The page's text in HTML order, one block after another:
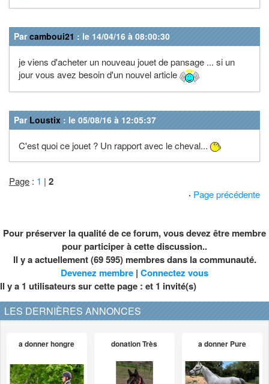
Parcamboui21 : le 14/04/16 à 08:00:30
je viens d'acheter un nouveau jouet de pansage ... si un
jour vous avez besoin d'un nouvel article
Par Loustix : le 05/08/16 à 12:05:37
C'est quoi ce jouet ? Un rapport avec le cheval...
Page : 1 | 2
· Page précédente
Pour préserver la qualité de ce forum, vous devez être membre
pour participer à cette discussion..
Il y a actuellement (69 595) membres dans la communauté.
Devenez membre | Connectez vous
Il y a 1 utilisateurs sur cette page : et 1 invité(s)
LES DERNIÈRES ANNONCES
a donner hongre donation Très a donner Pure